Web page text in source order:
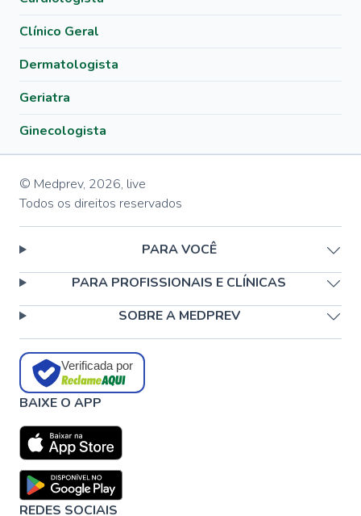
Clínico Geral
Dermatologista
Geriatra
Ginecologista
© Medprev, 2026, live
Todos os direitos reservados
PARA VOCÊ
PARA PROFISSIONAIS E CLÍNICAS
SOBRE A MEDPREV
Verificada por
BAIXE O APP
REDES SOCIAIS